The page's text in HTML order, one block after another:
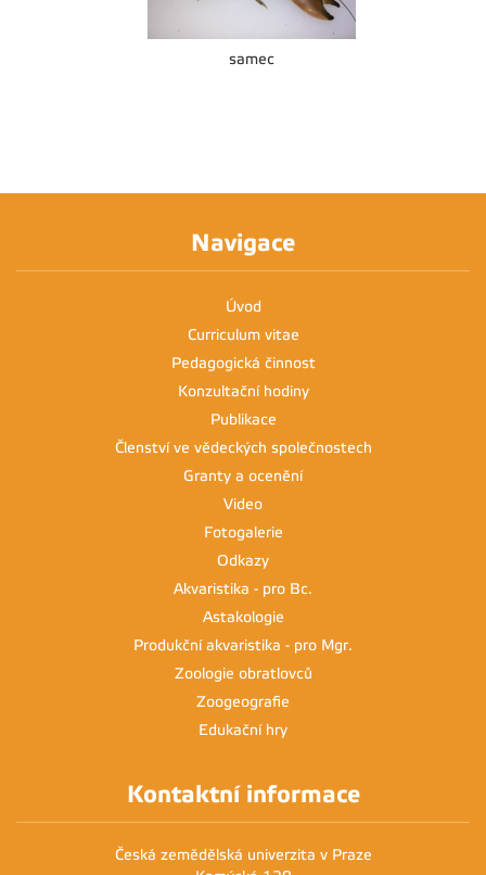
samec
Navigace
Úvod
Curriculum vitae
Pedagogická činnost
Konzultační hodiny
Publikace
Členství ve vědeckých společnostech
Granty a ocenění
Video
Fotogalerie
Odkazy
Akvaristika - pro Bc.
Astakologie
Produkční akvaristika - pro Mgr.
Zoologie obratlovců
Zoogeografie
Edukační hry
Kontaktní informace
Česká zemědělská univerzita v Praze